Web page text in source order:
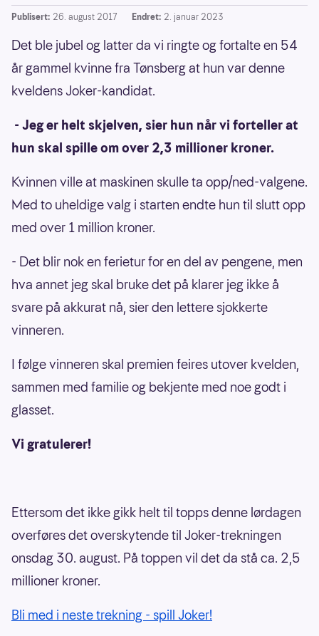
Publisert: 26. august 2017 Endret: 2. januar 2023
Det ble jubel og latter da vi ringte og fortalte en 54
år gammel kvinne fra Tønsberg at hun var denne
kveldens Joker-kandidat.
- Jeg er helt skjelven, sier hun når vi forteller at
hun skal spille om over 2,3 millioner kroner.
Kvinnen ville at maskinen skulle ta opp/ned-valgene.
Med to uheldige valg i starten endte hun til slutt opp
med over 1 million kroner.
- Det blir nok en ferietur for en del av pengene, men
hva annet jeg skal bruke det på klarer jeg ikke å
svare på akkurat nå, sier den lettere sjokkerte
vinneren.
I følge vinneren skal premien feires utover kvelden,
sammen med familie og bekjente med noe godt i
glasset.
Vi gratulerer!
Ettersom det ikke gikk helt til topps denne lørdagen
overføres det overskytende til Joker-trekningen
onsdag 30. august. På toppen vil det da stå ca. 2,5
millioner kroner.
Bli med i neste trekning - spill Joker!